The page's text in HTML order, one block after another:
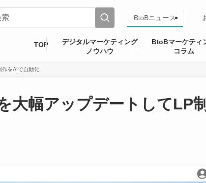
BtoBニュース
TOP
デジタルマーケティング
ノウハウ
BtoBマーケティ
コラム
作をAIで自動化
大幅アップデートしてLP